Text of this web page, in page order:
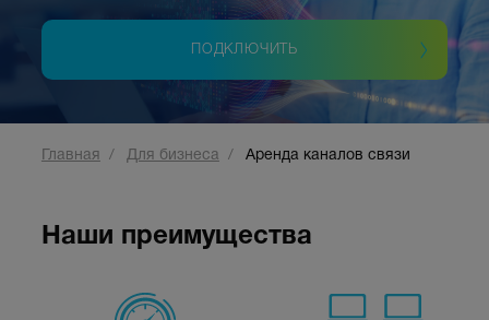
ПОДКЛЮЧИТЬ
Главная Для бизнеса Аренда каналов связи
Наши преимущества